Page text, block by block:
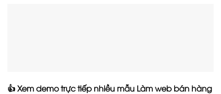
👍 Xem demo trực tiếp nhiều mẫu Làm web bán hàng